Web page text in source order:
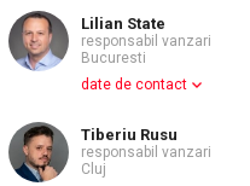
Lilian State
responsabil vanzari
Bucuresti
date de contact
Tiberiu Rusu
responsabil vanzari
Cluj